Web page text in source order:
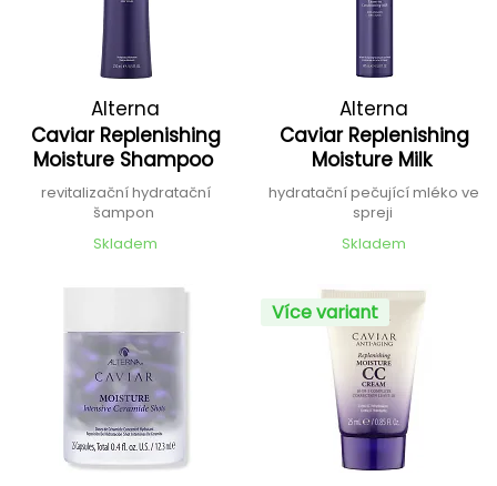
Alterna
Caviar Replenishing
Moisture Shampoo
revitalizační hydratační
šampon
Skladem
Alterna
Caviar Replenishing
Moisture Milk
hydratační pečující mléko ve
spreji
Skladem
Více variant